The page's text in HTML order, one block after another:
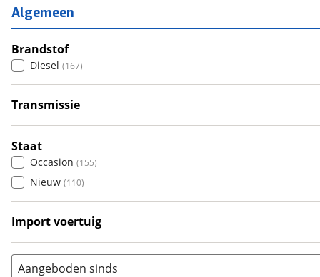
2 (59)
3 (54)
4 (90)
5 (14)
6+ (13)
Algemeen
Brandstof
Diesel (167)
Transmissie
Automatisch
Staat
Occasion (155)
Nieuw (110)
Import voertuig
Nee (16)
Aangeboden sinds